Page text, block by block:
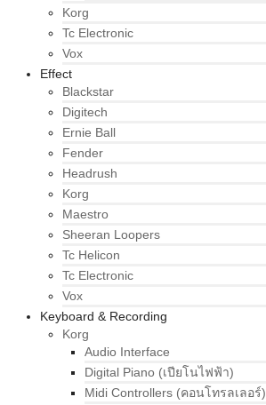
Korg
Tc Electronic
Vox
Effect
Blackstar
Digitech
Ernie Ball
Fender
Headrush
Korg
Maestro
Sheeran Loopers
Tc Helicon
Tc Electronic
Vox
Keyboard & Recording
Korg
Audio Interface
Digital Piano (เปียโนไฟฟ้า)
Midi Controllers (คอนโทรลเลอร์)